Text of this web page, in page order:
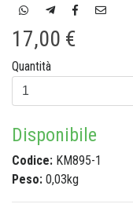
17,00 €
Quantità
Disponibile
Codice: KM895-1
Peso: 0,03kg